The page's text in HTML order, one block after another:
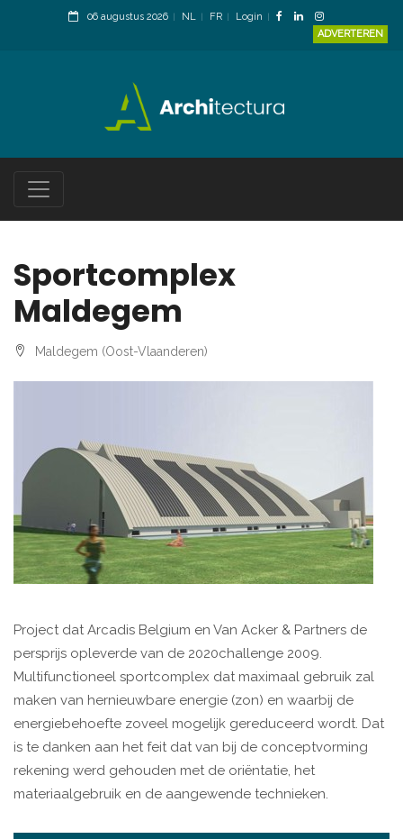
06 augustus 2026 NL FR
Login
ADVERTEREN
Sportcomplex
Maldegem
Maldegem (Oost-Vlaanderen)
Project dat Arcadis Belgium en Van Acker & Partners de
persprijs opleverde van de 2020challenge 2009.
Multifunctioneel sportcomplex dat maximaal gebruik zal
maken van hernieuwbare energie (zon) en waarbij de
energiebehoefte zoveel mogelijk gereduceerd wordt. Dat
is te danken aan het feit dat van bij de conceptvorming
rekening werd gehouden met de oriëntatie, het
materiaalgebruik en de aangewende technieken.